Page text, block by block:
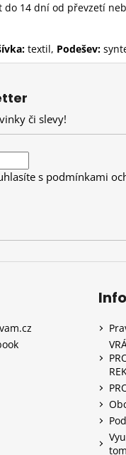
14 dní od převzetí
textil, Podešev:
či slevy!
s podmínkami